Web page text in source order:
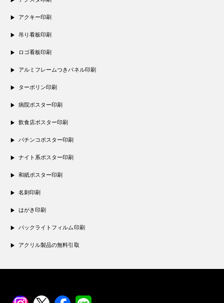
アクキー印刷
吊り看板印刷
ロゴ看板印刷
アルミフレームつきパネル印刷
ターポリン印刷
病院ポスター印刷
飲食店ポスター印刷
パチンコポスター印刷
ナイト系ポスター印刷
和紙ポスター印刷
名刺印刷
はがき印刷
バックライトフィルム印刷
アクリル製品の無料引取